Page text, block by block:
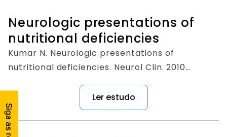
Neurologic presentations of
nutritional deficiencies
Kumar N. Neurologic presentations of
nutritional deficiencies. Neurol Clin. 2010
Ler estudo